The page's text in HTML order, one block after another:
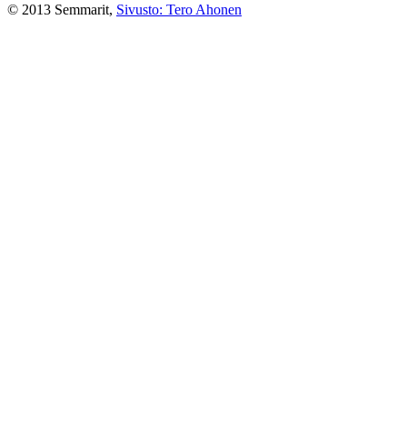
© 2013 Semmarit, Sivusto: Tero Ahonen